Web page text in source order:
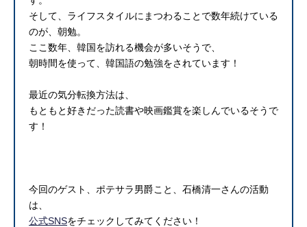
そして、ライフスタイルにまつわることで数年続けている
のが、朝勉。
ここ数年、韓国を訪れる機会が多いそうで、
朝時間を使って、韓国語の勉強をされています！
最近の気分転換方法は、
もともと好きだった読書や映画鑑賞を楽しんでいるそうで
す！
今回のゲスト、ポテサラ男爵こと、石橋清一さんの活動
は、
公式SNSをチェックしてみてください！